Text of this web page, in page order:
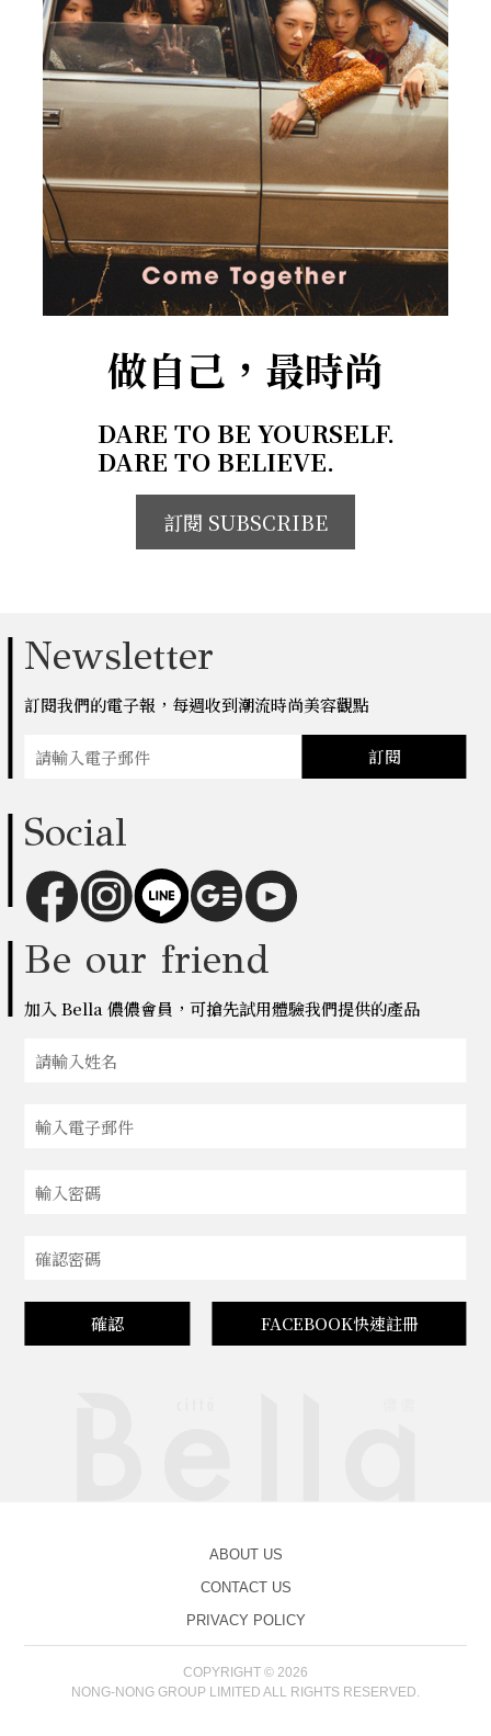
做自己，最時尚
DARE TO BE YOURSELF.
DARE TO BELIEVE.
訂閱 SUBSCRIBE
Newsletter
訂閱我們的電子報，每週收到潮流時尚美容觀點
訂閱
Social
Be our friend
加入 Bella 儂儂會員，可搶先試用體驗我們提供的產品
確認 FACEBOOK快速註冊
ABOUT US
CONTACT US
PRIVACY POLICY
COPYRIGHT © 2026
NONG-NONG GROUP LIMITED ALL RIGHTS RESERVED.